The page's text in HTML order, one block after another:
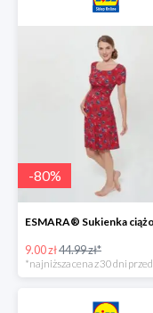
-80%
9.00 zł44.99 zł*